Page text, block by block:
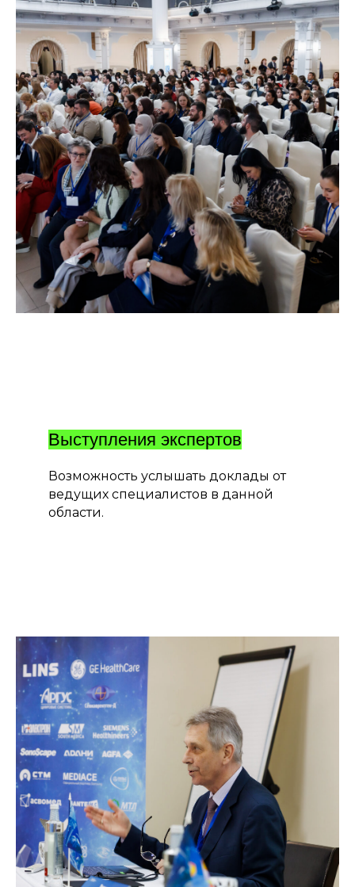
Выступления экспертов
Возможность услышать доклады от
ведущих специалистов в данной
области.